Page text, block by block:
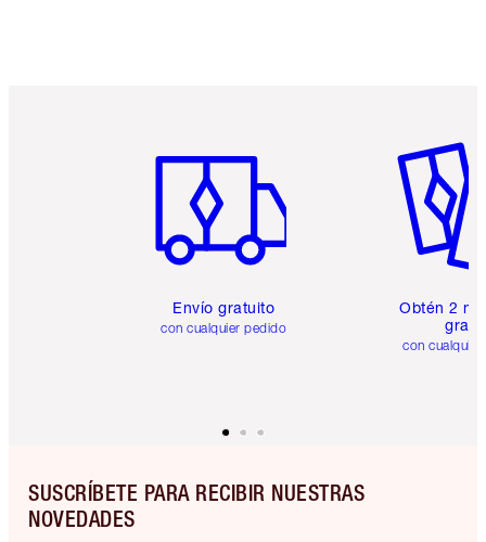
Envío gratuito
con cualquier pedido
Obtén 2
gratis
con
SUSCRÍBETE PARA RECIBIR NUESTRAS
NOVEDADES